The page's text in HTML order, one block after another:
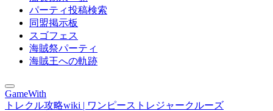
パーティ投稿検索
同盟掲示板
スゴフェス
海賊祭パーティ
海賊王への軌跡
GameWith
トレクル攻略wiki | ワンピーストレジャークルーズ